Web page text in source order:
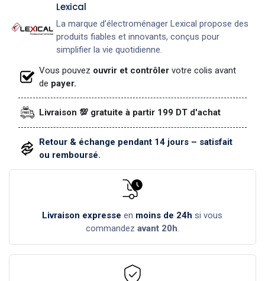
Lexical
La marque d’électroménager Lexical propose des
produits fiables et innovants, conçus pour
simplifier la vie quotidienne.
Vous pouvez ouvrir et contrôler votre colis avant
de payer.
Livraison 💯 gratuite à partir 199 DT d'achat
Retour & échange pendant 14 jours – satisfait
ou remboursé.
Livraison expresse en moins de 24h si vous
commandez avant 20h.